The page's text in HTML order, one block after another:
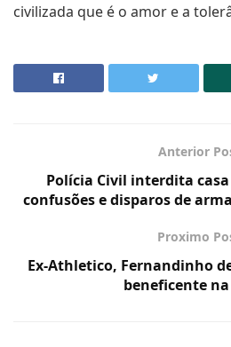
civilizada que é o amor e a
Anterior
Polícia Civil interdita
confusões e disparos de
Proximo
Ex-Athletico, Fernandinho
beneficente